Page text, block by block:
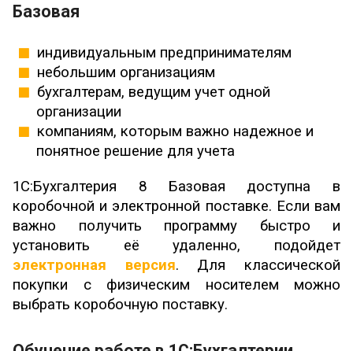
Базовая
индивидуальным предпринимателям
небольшим организациям
бухгалтерам, ведущим учет одной
организации
компаниям, которым важно надежное и
понятное решение для учета
1С:Бухгалтерия 8 Базовая доступна в
коробочной и электронной поставке. Если вам
важно получить программу быстро и
установить её удаленно, подойдет
электронная версия. Для классической
покупки с физическим носителем можно
выбрать коробочную поставку.